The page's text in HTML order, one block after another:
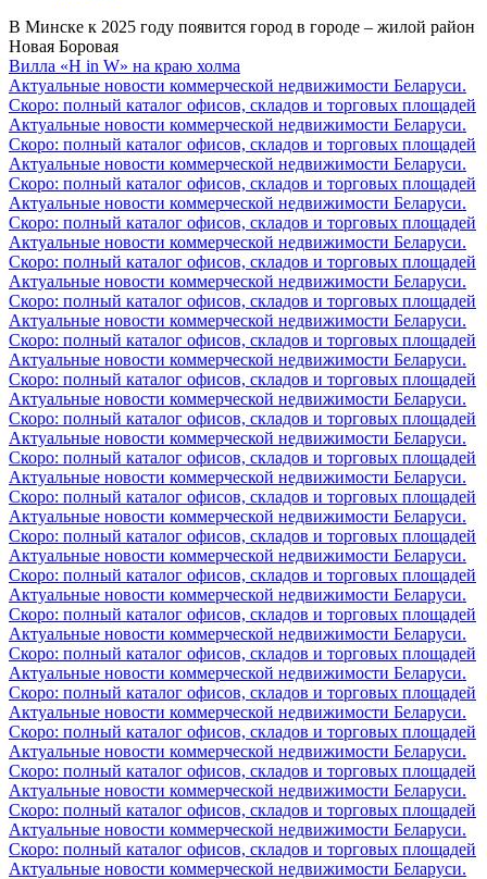
В Минске к 2025 году появится город в городе – жилой район
Новая Боровая
Вилла «H in W» на краю холма
Актуальные новости коммерческой недвижимости Беларуси.
Скоро: полный каталог офисов, складов и торговых площадей
Актуальные новости коммерческой недвижимости Беларуси.
Скоро: полный каталог офисов, складов и торговых площадей
Актуальные новости коммерческой недвижимости Беларуси.
Скоро: полный каталог офисов, складов и торговых площадей
Актуальные новости коммерческой недвижимости Беларуси.
Скоро: полный каталог офисов, складов и торговых площадей
Актуальные новости коммерческой недвижимости Беларуси.
Скоро: полный каталог офисов, складов и торговых площадей
Актуальные новости коммерческой недвижимости Беларуси.
Скоро: полный каталог офисов, складов и торговых площадей
Актуальные новости коммерческой недвижимости Беларуси.
Скоро: полный каталог офисов, складов и торговых площадей
Актуальные новости коммерческой недвижимости Беларуси.
Скоро: полный каталог офисов, складов и торговых площадей
Актуальные новости коммерческой недвижимости Беларуси.
Скоро: полный каталог офисов, складов и торговых площадей
Актуальные новости коммерческой недвижимости Беларуси.
Скоро: полный каталог офисов, складов и торговых площадей
Актуальные новости коммерческой недвижимости Беларуси.
Скоро: полный каталог офисов, складов и торговых площадей
Актуальные новости коммерческой недвижимости Беларуси.
Скоро: полный каталог офисов, складов и торговых площадей
Актуальные новости коммерческой недвижимости Беларуси.
Скоро: полный каталог офисов, складов и торговых площадей
Актуальные новости коммерческой недвижимости Беларуси.
Скоро: полный каталог офисов, складов и торговых площадей
Актуальные новости коммерческой недвижимости Беларуси.
Скоро: полный каталог офисов, складов и торговых площадей
Актуальные новости коммерческой недвижимости Беларуси.
Скоро: полный каталог офисов, складов и торговых площадей
Актуальные новости коммерческой недвижимости Беларуси.
Скоро: полный каталог офисов, складов и торговых площадей
Актуальные новости коммерческой недвижимости Беларуси.
Скоро: полный каталог офисов, складов и торговых площадей
Актуальные новости коммерческой недвижимости Беларуси.
Скоро: полный каталог офисов, складов и торговых площадей
Актуальные новости коммерческой недвижимости Беларуси.
Скоро: полный каталог офисов, складов и торговых площадей
Актуальные новости коммерческой недвижимости Беларуси.